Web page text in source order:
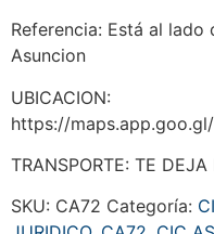
Referencia: Está al
Asuncion
UBICACION:
https://
TRANSPORTE: TE
SKU: CA72 Categoría: